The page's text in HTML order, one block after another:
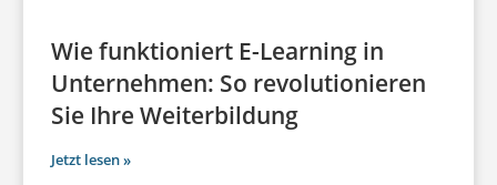
Wie funktioniert E-Learning in
Unternehmen: So revolutionieren
Sie Ihre Weiterbildung
Jetzt lesen »